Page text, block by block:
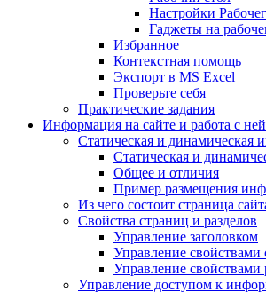
Настройки
Гаджеты на
Избранное
Контекстная помощь
Экспорт в MS Excel
Проверьте себя
Практические задания
Информация на сайте и работа с ней
Статическая и динамическая
Статическая и
Общее и отличия
Пример размещения
Из чего состоит страница
Свойства страниц и разделов
Управление заголовком
Управление свойствами
Управление свойствами
Управление доступом к